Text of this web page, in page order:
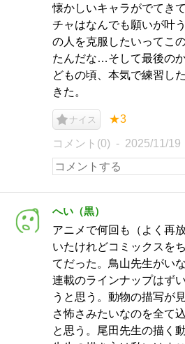
懐かしいキャラがでてき
チャはなんでも願いが叶
の人を克服したいってこ
たんだな…そして最後の
どもの頃、本気で練習し
きた。
ナイス ★3
コメント(0) 2025/11/19
へい（黒）
アニメで何回も（よく再
いたけれどコミックスを
てだった。鳥山先生がい
連載のラインナップはず
うと思う。動物の描写が
さ怖さみたいなのを全て
と思う。尾田先生の描く